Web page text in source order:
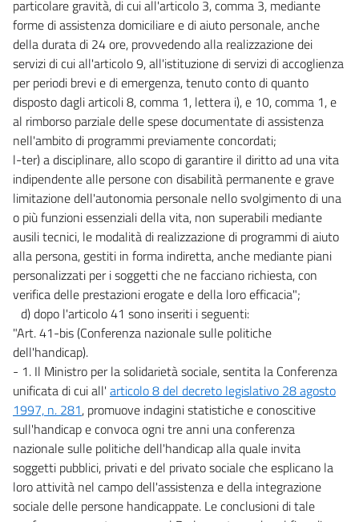
particolare gravità, di cui all'articolo 3, comma 3, mediante
forme di assistenza domiciliare e di aiuto personale, anche
della durata di 24 ore, provvedendo alla realizzazione dei
servizi di cui all'articolo 9, all'istituzione di servizi di accoglienza
per periodi brevi e di emergenza, tenuto conto di quanto
disposto dagli articoli 8, comma 1, lettera i), e 10, comma 1, e
al rimborso parziale delle spese documentate di assistenza
nell'ambito di programmi previamente concordati;
l-ter) a disciplinare, allo scopo di garantire il diritto ad una vita
indipendente alle persone con disabilità permanente e grave
limitazione dell'autonomia personale nello svolgimento di una
o più funzioni essenziali della vita, non superabili mediante
ausili tecnici, le modalità di realizzazione di programmi di aiuto
alla persona, gestiti in forma indiretta, anche mediante piani
personalizzati per i soggetti che ne facciano richiesta, con
verifica delle prestazioni erogate e della loro efficacia";
d) dopo l'articolo 41 sono inseriti i seguenti:
"Art. 41-bis (Conferenza nazionale sulle politiche
dell'handicap).
- 1. Il Ministro per la solidarietà sociale, sentita la Conferenza
unificata di cui all' articolo 8 del decreto legislativo 28 agosto
1997, n. 281, promuove indagini statistiche e conoscitive
sull'handicap e convoca ogni tre anni una conferenza
nazionale sulle politiche dell'handicap alla quale invita
soggetti pubblici, privati e del privato sociale che esplicano la
loro attività nel campo dell'assistenza e della integrazione
sociale delle persone handicappate. Le conclusioni di tale